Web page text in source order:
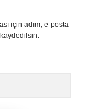
için adım, e-posta